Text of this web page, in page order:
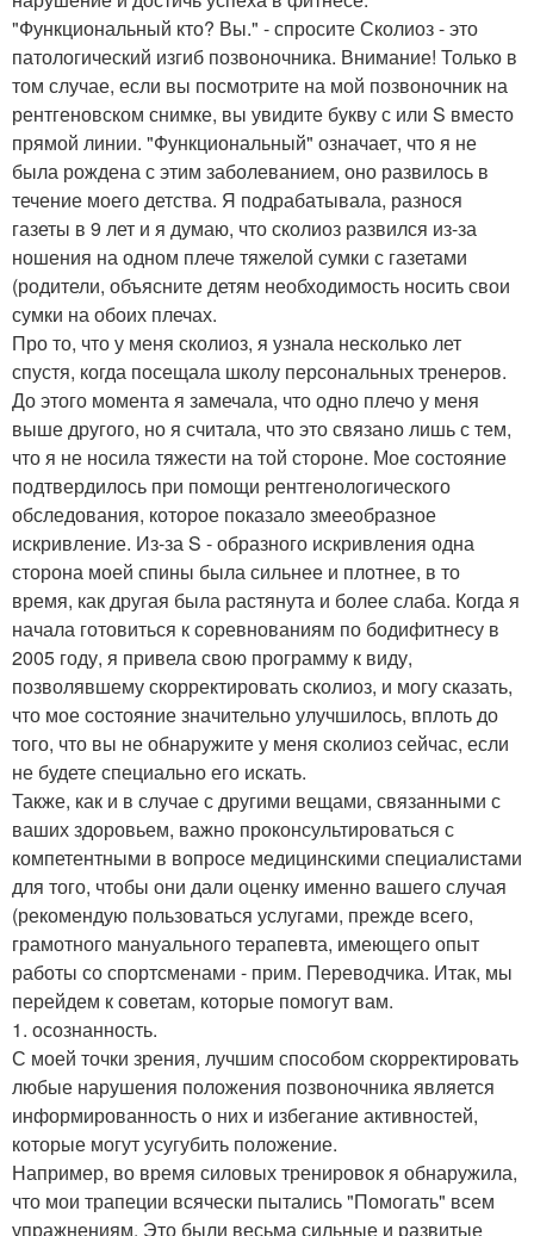
"Функциональный кто? Вы." - спросите Сколиоз - это
патологический изгиб позвоночника. Внимание! Только в
том случае, если вы посмотрите на мой позвоночник на
рентгеновском снимке, вы увидите букву с или S вместо
прямой линии. "Функциональный" означает, что я не
была рождена с этим заболеванием, оно развилось в
течение моего детства. Я подрабатывала, разнося
газеты в 9 лет и я думаю, что сколиоз развился из-за
ношения на одном плече тяжелой сумки с газетами
(родители, объясните детям необходимость носить свои
сумки на обоих плечах.
Про то, что у меня сколиоз, я узнала несколько лет
спустя, когда посещала школу персональных тренеров.
До этого момента я замечала, что одно плечо у меня
выше другого, но я считала, что это связано лишь с тем,
что я не носила тяжести на той стороне. Мое состояние
подтвердилось при помощи рентгенологического
обследования, которое показало змееобразное
искривление. Из-за S - образного искривления одна
сторона моей спины была сильнее и плотнее, в то
время, как другая была растянута и более слаба. Когда я
начала готовиться к соревнованиям по бодифитнесу в
2005 году, я привела свою программу к виду,
позволявшему скорректировать сколиоз, и могу сказать,
что мое состояние значительно улучшилось, вплоть до
того, что вы не обнаружите у меня сколиоз сейчас, если
не будете специально его искать.
Также, как и в случае с другими вещами, связанными с
ваших здоровьем, важно проконсультироваться с
компетентными в вопросе медицинскими специалистами
для того, чтобы они дали оценку именно вашего случая
(рекомендую пользоваться услугами, прежде всего,
грамотного мануального терапевта, имеющего опыт
работы со спортсменами - прим. Переводчика. Итак, мы
перейдем к советам, которые помогут вам.
1. осознанность.
С моей точки зрения, лучшим способом скорректировать
любые нарушения положения позвоночника является
информированность о них и избегание активностей,
которые могут усугубить положение.
Например, во время силовых тренировок я обнаружила,
что мои трапеции всячески пытались "Помогать" всем
упражнениям. Это были весьма сильные и развитые